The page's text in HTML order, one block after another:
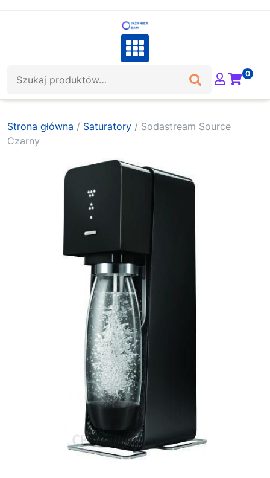
0
Strona główna / Saturatory / Sodastream Source
Czarny